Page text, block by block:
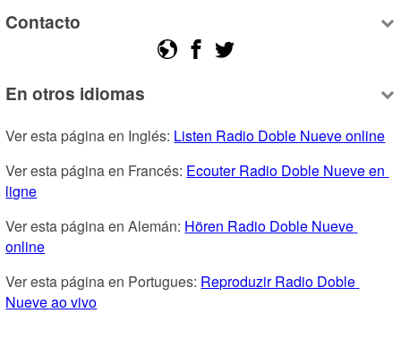
Contacto
En otros idiomas
Ver esta página en Inglés: Listen Radio Doble Nueve online
Ver esta página en Francés: Ecouter Radio Doble Nueve en
ligne
Ver esta página en Alemán: Hören Radio Doble Nueve
online
Ver esta página en Portugues: Reproduzir Radio Doble
Nueve ao vivo